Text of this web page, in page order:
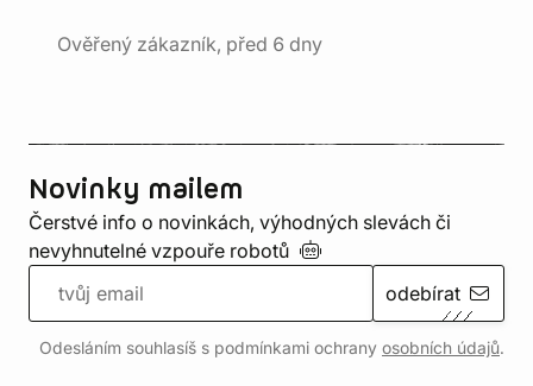
Ověřený zákazník, před 6 dny
Novinky mailem
Čerstvé info o novinkách, výhodných slevách či
nevyhnutelné vzpouře robotů
odebírat
Odesláním souhlasíš s podmínkami ochrany osobních údajů.